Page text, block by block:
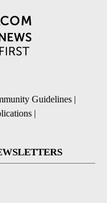
Guidelines |
|